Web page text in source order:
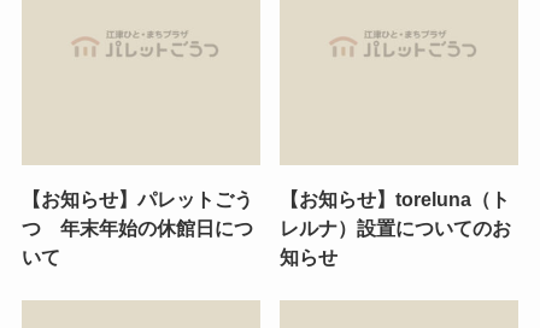
【お知らせ】パレットごう
つ 年末年始の休館日につ
いて
【お知らせ】toreluna（ト
レルナ）設置についてのお
知らせ